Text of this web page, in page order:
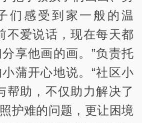
们感受到家一般的温
不爱说话，现在每天都
享他画的画。”负责托
蒲开心地说。“社区小
帮助，不仅助力解决了
护难的问题，更让困境